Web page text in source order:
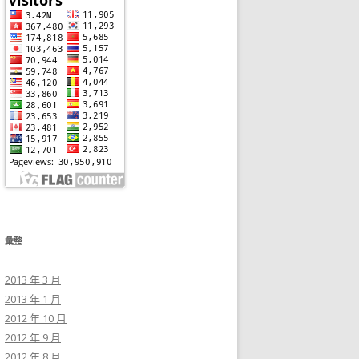
彙整
2013 年 3 月
2013 年 1 月
2012 年 10 月
2012 年 9 月